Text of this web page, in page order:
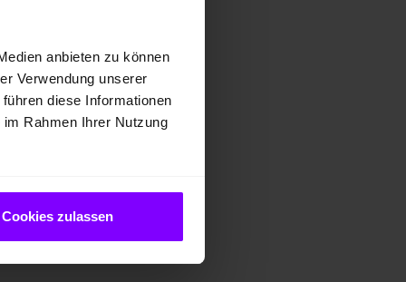
anbieten zu können
Verwendung unserer
diese Informationen
Rahmen Ihrer Nutzung
Cookies zulassen